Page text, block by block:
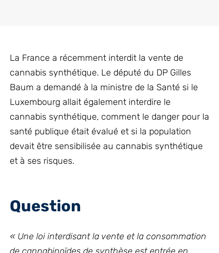
La France a récemment interdit la vente de
cannabis synthétique. Le député du DP Gilles
Baum a demandé à la ministre de la Santé si le
Luxembourg allait également interdire le
cannabis synthétique, comment le danger pour la
santé publique était évalué et si la population
devait être sensibilisée au cannabis synthétique
et à ses risques.
Question
« Une loi interdisant la vente et la consommation